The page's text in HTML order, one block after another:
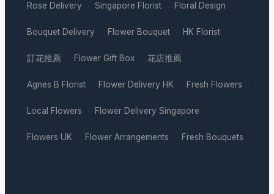
Rose Delivery · Singapore Florist · Floral Design ·
Bouquet Delivery · Flower Bouquet · HK Florist ·
訂花推薦 · Flower Gift Box · 花店推薦 ·
Agnes B Florist · Flower Delivery HK · Fresh Flowers ·
Local Flowers · Flower Delivery Singapore ·
Flowers UK · Flower Arrangements · Fresh Bouquets